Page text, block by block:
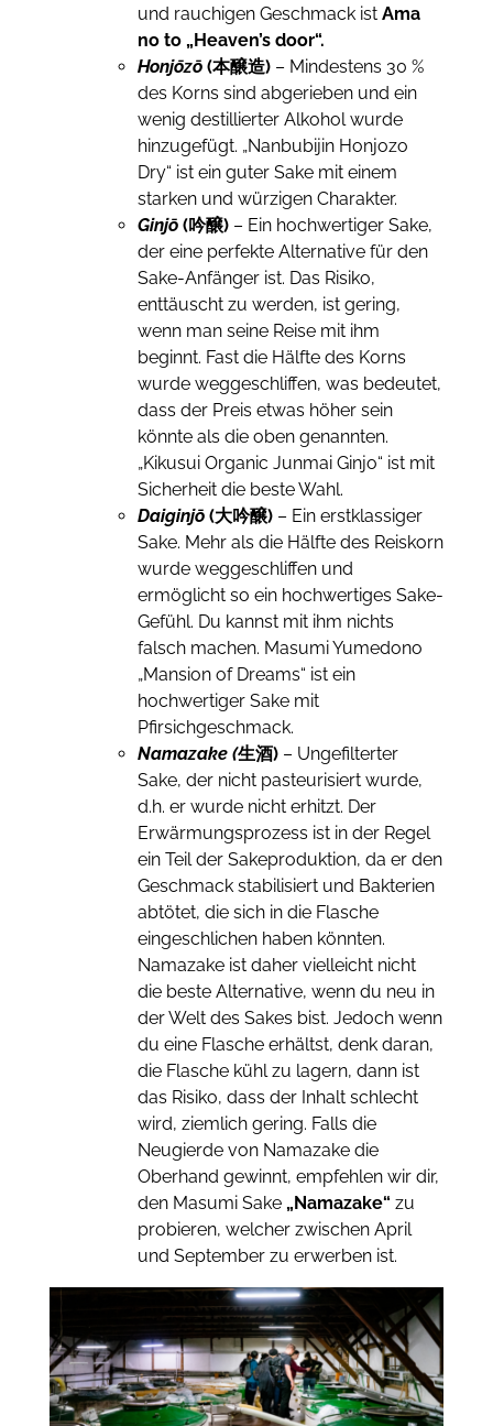
und rauchigen Geschmack istAma
no to „Heaven’s door“.
Honjōzō (本醸造) – Mindestens 30 %
des Korns sind abgerieben und ein
wenig destillierter Alkohol wurde
hinzugefügt. „Nanbubijin Honjozo
Dry“ ist ein guter Sake mit einem
starken und würzigen Charakter.
Ginjō (吟醸) – Ein hochwertiger Sake,
der eine perfekte Alternative für den
Sake-Anfänger ist. Das Risiko,
enttäuscht zu werden, ist gering,
wenn man seine Reise mit ihm
beginnt. Fast die Hälfte des Korns
wurde weggeschliffen, was bedeutet,
dass der Preis etwas höher sein
könnte als die oben genannten.
„Kikusui Organic Junmai Ginjo“ ist mit
Sicherheit die beste Wahl.
Daiginjō(大吟醸)– Ein erstklassiger
Sake. Mehr als die Hälfte des Reiskorn
wurde weggeschliffen und
ermöglicht so ein hochwertiges Sake-
Gefühl. Du kannst mit ihm nichts
falsch machen. Masumi Yumedono
„Mansion of Dreams“ ist ein
hochwertiger Sake mit
Pfirsichgeschmack.
Namazake (生酒)– Ungefilterter
Sake, der nicht pasteurisiert wurde,
d.h. er wurde nicht erhitzt. Der
Erwärmungsprozess ist in der Regel
ein Teil der Sakeproduktion, da er den
Geschmack stabilisiert und Bakterien
abtötet, die sich in die Flasche
eingeschlichen haben könnten.
Namazake ist daher vielleicht nicht
die beste Alternative, wenn du neu in
der Welt des Sakes bist. Jedoch wenn
du eine Flasche erhältst, denk daran,
die Flasche kühl zu lagern, dann ist
das Risiko, dass der Inhalt schlecht
wird, ziemlich gering. Falls die
Neugierde von Namazake die
Oberhand gewinnt, empfehlen wir dir,
den Masumi Sake„Namazake“ zu
probieren, welcher zwischen April
und September zu erwerben ist.